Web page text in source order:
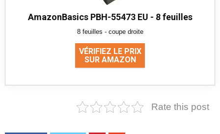
AmazonBasics PBH-55473 EU - 8 feuilles
8 feuilles - coupe droite
VÉRIFIEZ LE PRIX
SUR AMAZON
Rate this post